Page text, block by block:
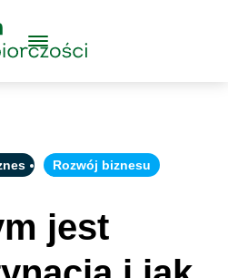
Menu
Rozwój biznesu
jest